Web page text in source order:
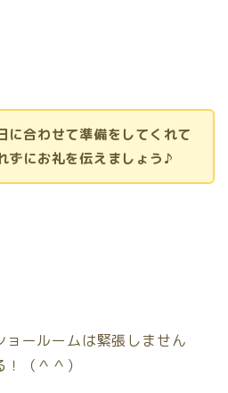
に合わせて準備をしてくれて
ずにお礼を伝えましょう♪
ョールームは緊張しません
（＾＾）